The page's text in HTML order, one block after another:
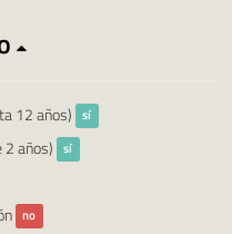
12 años) sí
años) sí
no